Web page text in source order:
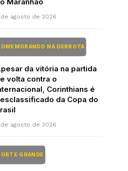
agosto de 2026
NA DERROTA
da vitória na partida
volta contra o
Corinthians é
da Copa do
agosto de 2026
GRANDE